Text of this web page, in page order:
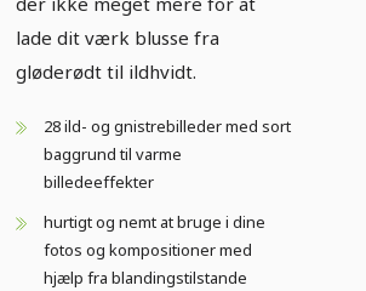
lade dit værk blusse fra
gløderødt til ildhvidt.
28 ild- og gnistrebilleder med sort
baggrund til varme
billedeeffekter
hurtigt og nemt at bruge i dine
fotos og kompositioner med
hjælp fra blandingstilstande